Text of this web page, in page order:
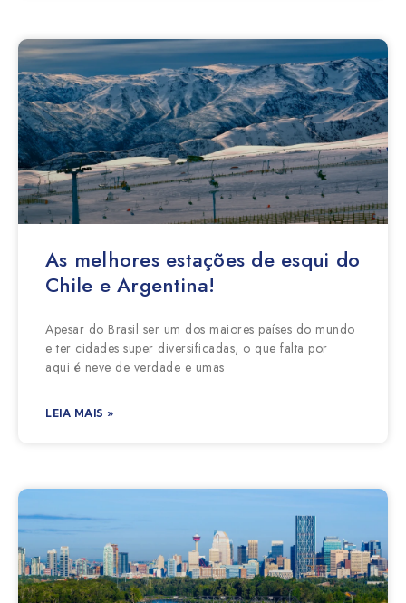
As melhores estações de esqui do
Chile e Argentina!
Apesar do Brasil ser um dos maiores países do mundo
e ter cidades super diversificadas, o que falta por
aqui é neve de verdade e umas
LEIA MAIS »